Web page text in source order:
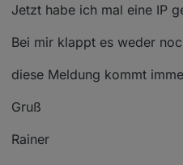
Jetzt habe ich mal eine IP
Bei mir klappt es weder
diese Meldung kommt
Gruß
Rainer